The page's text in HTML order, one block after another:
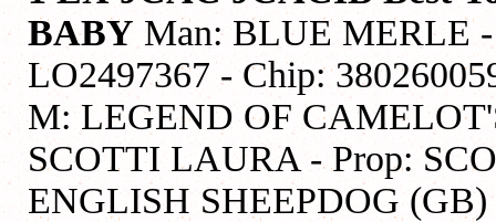
BABY Man: BLUE MERLE -
LO2497367 - Chip:
M: LEGEND OF
SCOTTI LAURA - Prop:
ENGLISH SHEEPDOG (GB)